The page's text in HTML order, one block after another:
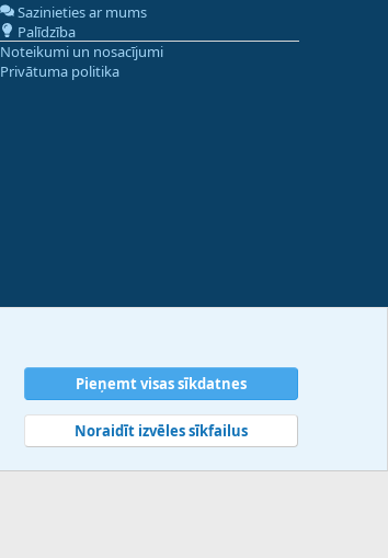
Sazinieties ar mums
Palīdzība
Noteikumi un nosacījumi
Privātuma politika
Pieņemt visas sīkdatnes
Noraidīt izvēles sīkfailus